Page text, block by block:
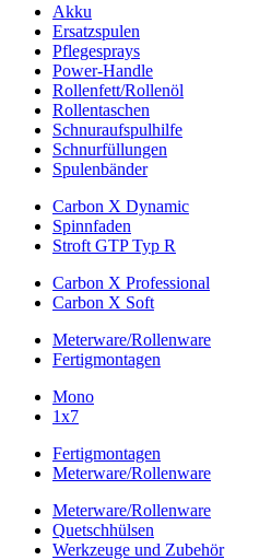
Akku
Ersatzspulen
Pflegesprays
Power-Handle
Rollenfett/Rollenöl
Rollentaschen
Schnuraufspulhilfe
Schnurfüllungen
Spulenbänder
Carbon X Dynamic
Spinnfaden
Stroft GTP Typ R
Carbon X Professional
Carbon X Soft
Meterware/Rollenware
Fertigmontagen
Mono
1x7
Fertigmontagen
Meterware/Rollenware
Meterware/Rollenware
Quetschhülsen
Werkzeuge und Zubehör